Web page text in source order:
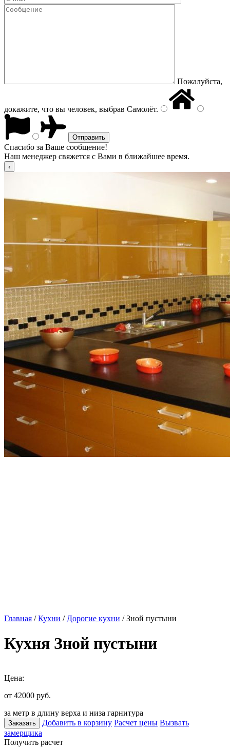
Пожалуйста,
докажите, что вы человек, выбрав Самолёт.
Спасибо за Ваше сообщение!
Наш менеджер свяжется с Вами в ближайшее время.
Главная /Кухни / Дорогие кухни / Зной пустыни
Кухня Зной пустыни
Цена:
от 42000 руб.
за метр в длину верха и низа гарнитура
Заказать Добавить в корзину Расчет цены Вызвать
замерщика
Получить расчет